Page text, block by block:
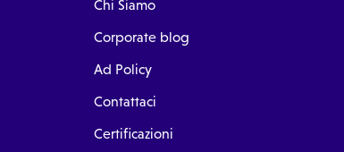
Chi Siamo
Corporate blog
Ad Policy
Contattaci
Certificazioni